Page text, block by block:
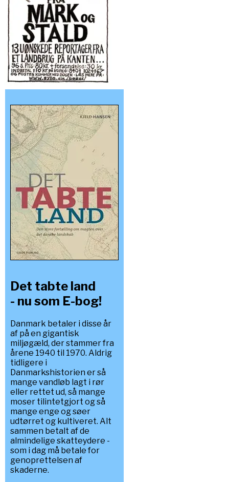
Det tabte land
- nu som E-bog!
Danmark betaler i disse år
af på en gigantisk
miljøgæld, der stammer fra
årene 1940 til 1970. Aldrig
tidligere i
Danmarkshistorien er så
mange vandløb lagt i rør
eller rettet ud, så mange
moser tilintetgjort og så
mange enge og søer
udtørret og kultiveret. Alt
sammen betalt af de
almindelige skatteydere -
som i dag må betale for
genoprettelsen af
skaderne.